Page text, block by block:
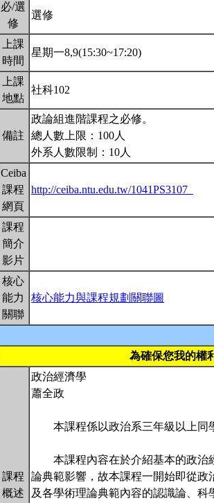
必/選
修
選修
上課
時間
星期一8,9(15:30~17:20)
上課
地點
社科102
備註
政論組進階課程之必修。
總人數上限：100人
外系人數限制：10人
Ceiba
課程
網頁
http://ceiba.ntu.edu.tw/1041PS3107_
課程
簡介
影片
核心
能力
關聯
核心能力與課程規劃關聯圖
為確保您我的權
課程
概述
政治經濟學
蕭全政
本課程係以政治系三年級以上同學
本課程內容在於介紹基本的政治
論典範影響，故本課程一開始即從
及各學術理論典範內容的認識論、